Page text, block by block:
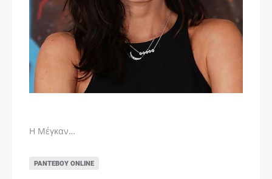
Η Μέγκαν…
ΡΑΝΤΕΒΟΎ ONLINE